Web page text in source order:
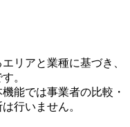
リアと業種に基づき、
。
能では事業者の比較・
行いません。